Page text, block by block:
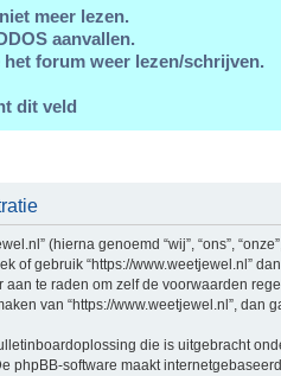
meer lezen.
aanvallen.
forum weer lezen/schrijven.
dit veld
(hierna genoemd “wij”, “ons”,
of gebruik “https://www.weetjewel.nl”
te raden om zelf de voorwaarden
van “https://www.weetjewel.nl”,
die is uitgebracht
phpBB-software maakt